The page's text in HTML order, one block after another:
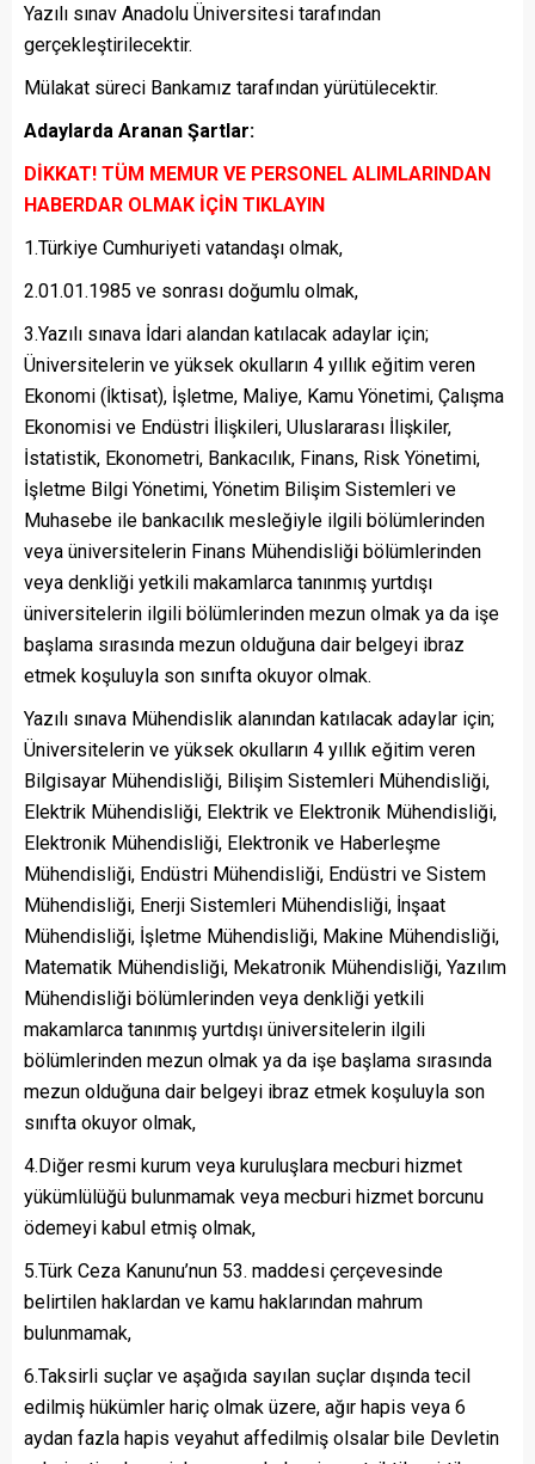
Yazılı sınav Anadolu Üniversitesi tarafından
gerçekleştirilecektir.
Mülakat süreci Bankamız tarafından yürütülecektir.
Adaylarda Aranan Şartlar:
DİKKAT! TÜM MEMUR VE PERSONEL ALIMLARINDAN
HABERDAR OLMAK İÇİN TIKLAYIN
1.Türkiye Cumhuriyeti vatandaşı olmak,
2.01.01.1985 ve sonrası doğumlu olmak,
3.Yazılı sınava İdari alandan katılacak adaylar için;
Üniversitelerin ve yüksek okulların 4 yıllık eğitim veren
Ekonomi (İktisat), İşletme, Maliye, Kamu Yönetimi, Çalışma
Ekonomisi ve Endüstri İlişkileri, Uluslararası İlişkiler,
İstatistik, Ekonometri, Bankacılık, Finans, Risk Yönetimi,
İşletme Bilgi Yönetimi, Yönetim Bilişim Sistemleri ve
Muhasebe ile bankacılık mesleğiyle ilgili bölümlerinden
veya üniversitelerin Finans Mühendisliği bölümlerinden
veya denkliği yetkili makamlarca tanınmış yurtdışı
üniversitelerin ilgili bölümlerinden mezun olmak ya da işe
başlama sırasında mezun olduğuna dair belgeyi ibraz
etmek koşuluyla son sınıfta okuyor olmak.
Yazılı sınava Mühendislik alanından katılacak adaylar için;
Üniversitelerin ve yüksek okulların 4 yıllık eğitim veren
Bilgisayar Mühendisliği, Bilişim Sistemleri Mühendisliği,
Elektrik Mühendisliği, Elektrik ve Elektronik Mühendisliği,
Elektronik Mühendisliği, Elektronik ve Haberleşme
Mühendisliği, Endüstri Mühendisliği, Endüstri ve Sistem
Mühendisliği, Enerji Sistemleri Mühendisliği, İnşaat
Mühendisliği, İşletme Mühendisliği, Makine Mühendisliği,
Matematik Mühendisliği, Mekatronik Mühendisliği, Yazılım
Mühendisliği bölümlerinden veya denkliği yetkili
makamlarca tanınmış yurtdışı üniversitelerin ilgili
bölümlerinden mezun olmak ya da işe başlama sırasında
mezun olduğuna dair belgeyi ibraz etmek koşuluyla son
sınıfta okuyor olmak,
4.Diğer resmi kurum veya kuruluşlara mecburi hizmet
yükümlülüğü bulunmamak veya mecburi hizmet borcunu
ödemeyi kabul etmiş olmak,
5.Türk Ceza Kanunu’nun 53. maddesi çerçevesinde
belirtilen haklardan ve kamu haklarından mahrum
bulunmamak,
6.Taksirli suçlar ve aşağıda sayılan suçlar dışında tecil
edilmiş hükümler hariç olmak üzere, ağır hapis veya 6
aydan fazla hapis veyahut affedilmiş olsalar bile Devletin